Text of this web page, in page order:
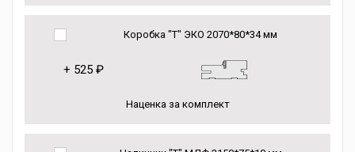
Коробка "Т" ЭКО 2070*80*34 мм
+ 525 ₽
Наценка за комплект